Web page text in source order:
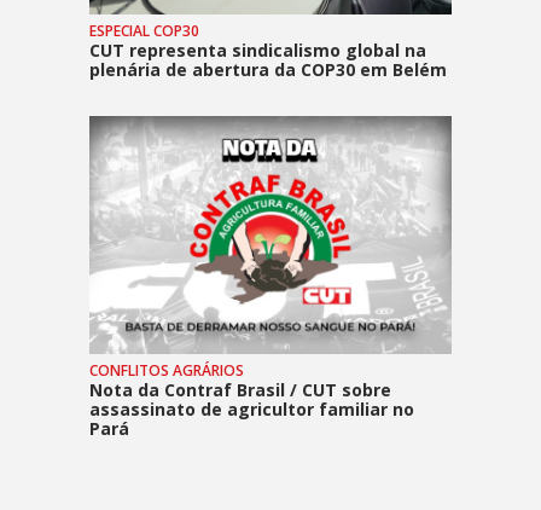
ESPECIAL COP30
CUT representa sindicalismo global na
plenária de abertura da COP30 em Belém
CONFLITOS AGRÁRIOS
Nota da Contraf Brasil / CUT sobre
assassinato de agricultor familiar no
Pará